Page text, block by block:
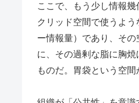
ここで、もう少し情報
クリッド空間で使うよ
ー情報量）であり、そ
に、その過剰な脂に胸
ものだ。胃袋という空